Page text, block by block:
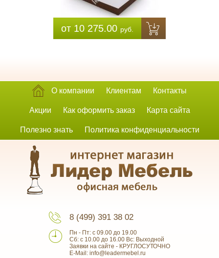
от 10 275.00 руб.
О компании Клиентам Контакты
Акции Как оформить заказ Карта сайта
Полезно знать Политика конфиденциальности
8 (499) 391 38 02
Пн - Пт: с 09.00 до 19.00
Сб: с 10.00 до 16.00 Вс: Выходной
Заявки на сайте - КРУГЛОСУТОЧНО
E-Mail: info@leadermebel.ru